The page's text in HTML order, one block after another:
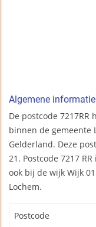
Algemene
De postcode
binnen de gemeente
Gelderland. Deze
21. Postcode 7217
ook bij de wijk Wijk
Lochem.
Postcode